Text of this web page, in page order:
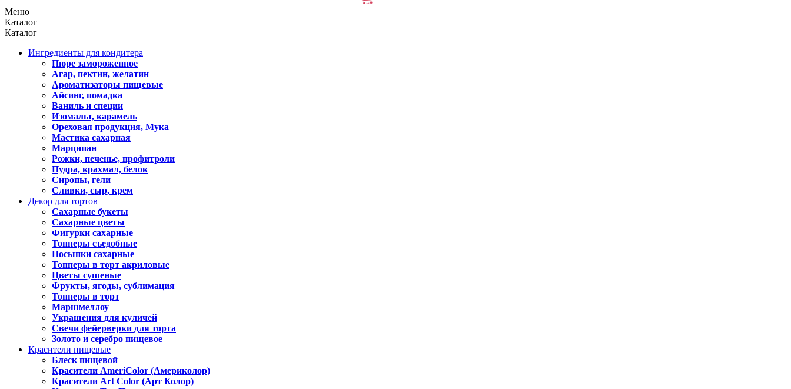
Меню
Каталог
Каталог
Ингредиенты для кондитера
Пюре замороженное
Агар, пектин, желатин
Ароматизаторы пищевые
Айсинг, помадка
Ваниль и специи
Изомальт, карамель
Ореховая продукция, Мука
Мастика сахарная
Марципан
Рожки, печенье, профитроли
Пудра, крахмал, белок
Сиропы, гели
Сливки, сыр, крем
Декор для тортов
Сахарные букеты
Сахарные цветы
Фигурки сахарные
Топперы съедобные
Посыпки сахарные
Топперы в торт акриловые
Цветы сушеные
Фрукты, ягоды, сублимация
Топперы в торт
Маршмеллоу
Украшения для куличей
Свечи фейерверки для торта
Золото и серебро пищевое
Красители пищевые
Блеск пищевой
Красители AmeriColor (Америколор)
Красители Art Color (Арт Колор)